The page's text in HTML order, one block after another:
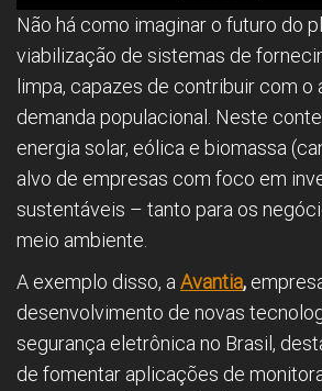
Não há como imaginar o futuro do
viabilização de sistemas de
limpa, capazes de contribuir com o
demanda populacional. Neste
energia solar, eólica e biomassa
alvo de empresas com foco em
sustentáveis – tanto para os
meio ambiente.
A exemplo disso, a Avantia,
desenvolvimento de novas
segurança eletrônica no Brasil,
de fomentar aplicações de